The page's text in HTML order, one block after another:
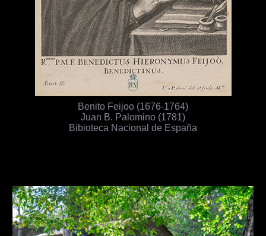
Benito Feijoo (1676-1764)
Juan B. Palomino (1781)
Bibioteca Nacional de España